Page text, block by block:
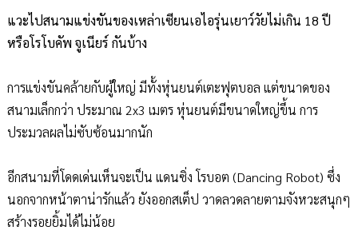
แวะไปสนามแข่งขันของเหล่าเซียนเอไอรุ่นเยาว์วัยไม่เกิน 18 ปี
หรือโรโบคัพ จูเนียร์ กันบ้าง
การแข่งขันคล้ายกับผู้ใหญ่ มีทั้งหุ่นยนต์เตะฟุตบอล แต่ขนาดของ
สนามเล็กกว่า ประมาณ 2x3 เมตร หุ่นยนต์มีขนาดใหญ่ขึ้น การ
ประมวลผลไม่ซับซ้อนมากนัก
อีกสนามที่โดดเด่นเห็นจะเป็น แดนซิ่ง โรบอต (Dancing Robot) ซึ่ง
นอกจากหน้าตาน่ารักแล้ว ยังออกสเต็ป วาดลวดลายตามจังหวะสนุกๆ
สร้างรอยยิ้มได้ไม่น้อย